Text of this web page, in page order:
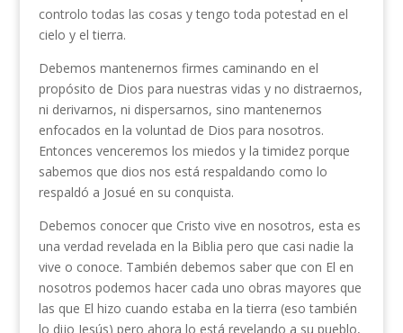
controlo todas las cosas y tengo toda potestad en el
cielo y el tierra.
Debemos mantenernos firmes caminando en el
propósito de Dios para nuestras vidas y no distraernos,
ni derivarnos, ni dispersarnos, sino mantenernos
enfocados en la voluntad de Dios para nosotros.
Entonces venceremos los miedos y la timidez porque
sabemos que dios nos está respaldando como lo
respaldó a Josué en su conquista.
Debemos conocer que Cristo vive en nosotros, esta es
una verdad revelada en la Biblia pero que casi nadie la
vive o conoce. También debemos saber que con El en
nosotros podemos hacer cada uno obras mayores que
las que El hizo cuando estaba en la tierra (eso también
lo dijo Jesús) pero ahora lo está revelando a su pueblo,